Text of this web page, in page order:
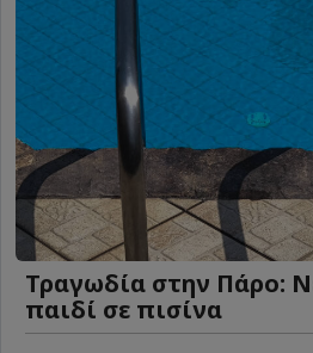
Τραγωδία στην Πάρο:
παιδί σε πισίνα